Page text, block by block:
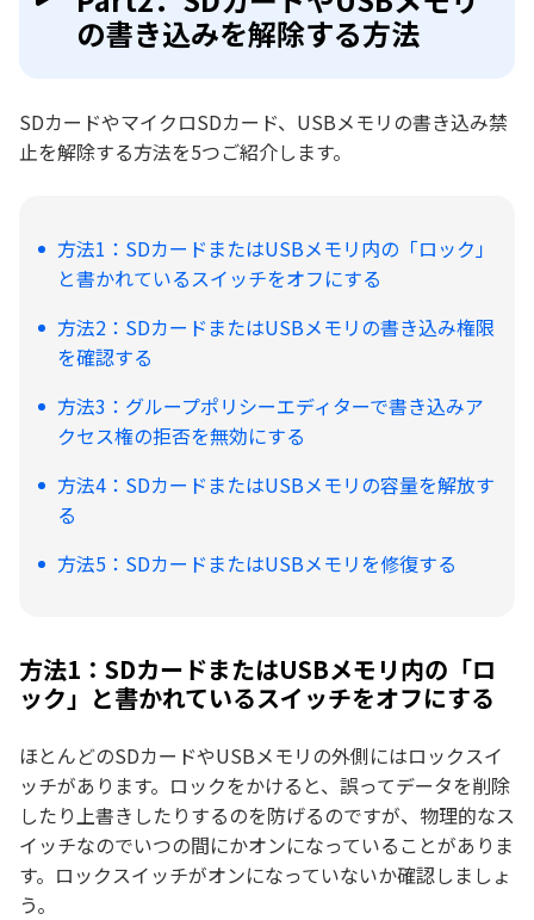
の書き込みを解除する方法
SDカードやマイクロSDカード、USBメモリの書き込み禁
止を解除する方法を5つご紹介します。
方法1：SDカードまたはUSBメモリ内の「ロック」
と書かれているスイッチをオフにする
方法2：SDカードまたはUSBメモリの書き込み権限
を確認する
方法3：グループポリシーエディターで書き込みア
クセス権の拒否を無効にする
方法4：SDカードまたはUSBメモリの容量を解放す
る
方法5：SDカードまたはUSBメモリを修復する
方法1：SDカードまたはUSBメモリ内の「ロ
ック」と書かれているスイッチをオフにする
ほとんどのSDカードやUSBメモリの外側にはロックスイ
ッチがあります。ロックをかけると、誤ってデータを削除
したり上書きしたりするのを防げるのですが、物理的なス
イッチなのでいつの間にかオンになっていることがありま
す。ロックスイッチがオンになっていないか確認しましょ
う。